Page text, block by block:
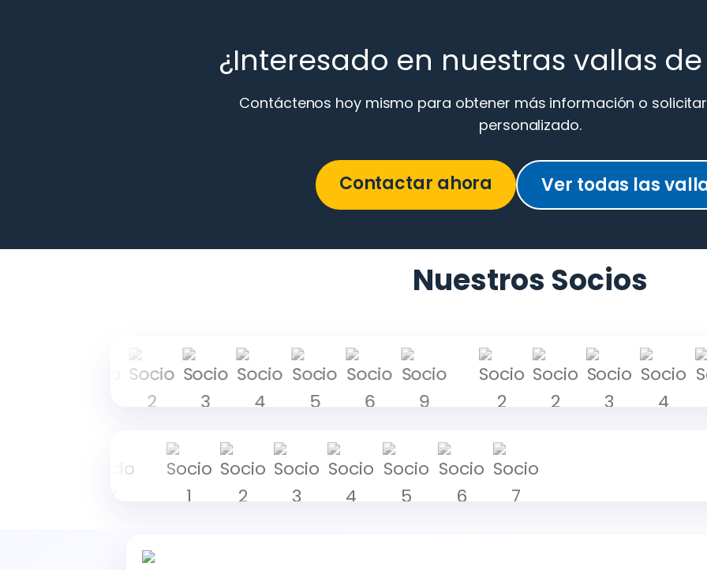
¿Interesado en nuestras vallas
Contáctenos hoy mismo para obtener más información o
personalizado.
Contactar ahora Ver todas las
Nuestros Socios